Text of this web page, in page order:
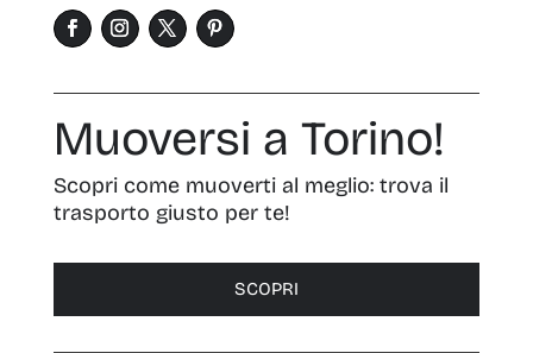
Muoversi a Torino!
Scopri come muoverti al meglio: trova il
trasporto giusto per te!
SCOPRI